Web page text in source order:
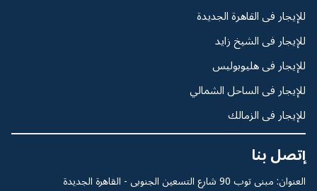
للإيجار فى القاهرة الجديدة
للإيجار فى الشيخ زايد
للإيجار فى هليوبوليس
للإيجار فى الساحل الشمالي
للإيجار فى الزمالك
إتصل بنا
العنوان: مبنى توب 90 شارع التسعين الجنوبى - القاهرة الجديدة